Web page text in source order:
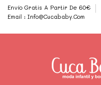
Envío Gratis A Partir De 60€
Email : Info@Cucababy.Com